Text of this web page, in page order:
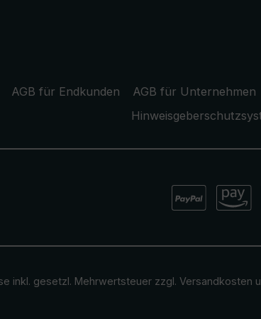
AGB für Endkunden AGB für Unternehmen
inkl. gesetzl. Mehrwertsteuer zzgl. Versandkosten